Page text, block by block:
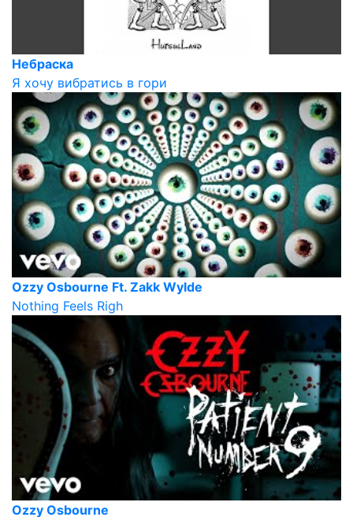
Небраска
Я хочу вибратись в гори
Ozzy Osbourne Ft. Zakk Wylde
Nothing Feels Righ
Ozzy Osbourne